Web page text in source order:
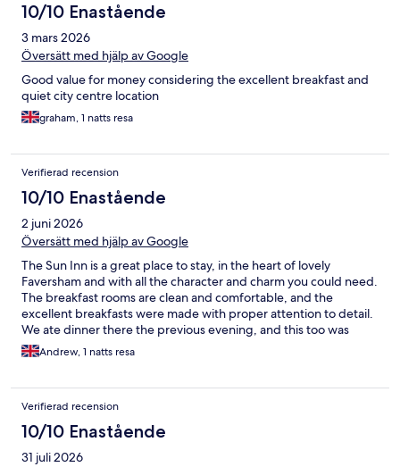
10/10 Enastående
3 mars 2026
Översätt med hjälp av Google
Good value for money considering the excellent breakfast and
quiet city centre location
graham, 1 natts resa
Verifierad recension
10/10 Enastående
2 juni 2026
Översätt med hjälp av Google
The Sun Inn is a great place to stay, in the heart of lovely
Faversham and with all the character and charm you could need.
The breakfast rooms are clean and comfortable, and the
excellent breakfasts were made with proper attention to detail.
We ate dinner there the previous evening, and this too was
excellent and great value. I shall certainly be booking again.
Andrew, 1 natts resa
Verifierad recension
10/10 Enastående
31 juli 2026